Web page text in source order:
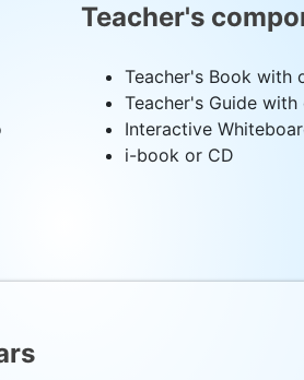
Teacher's
Teacher's Book with
Teacher's Guide
Interactive
i-book or CD